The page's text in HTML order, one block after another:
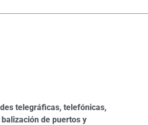
telegráficas, telefónicas,
de puertos y